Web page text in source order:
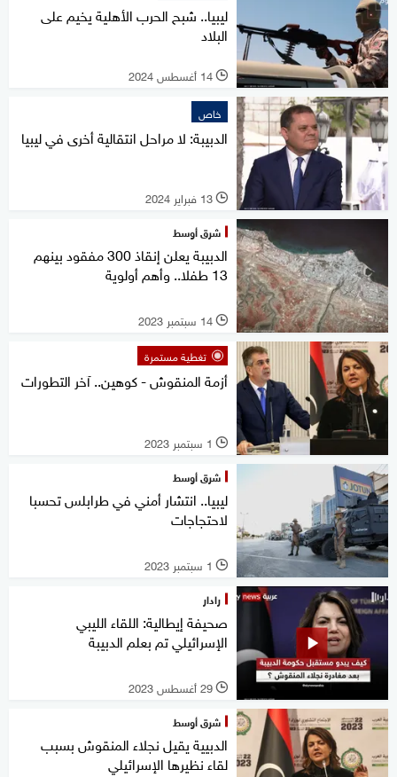
ليبيا.. شبح الحرب الأهلية يخيم على
البلاد
l 14 أغسطس 2024
خاص
الدبيبة: لا مراحل انتقالية أخرى في ليبيا
l 13 فبراير 2024
شرق أوسط
الدبيبة يعلن إنقاذ 300 مفقود بينهم
13 طفلا.. وأهم أولوية
l 14 سبتمبر 2023
تغطية مستمرة
أزمة المنقوش - كوهين.. آخر التطورات
l 1 سبتمبر 2023
شرق أوسط
ليبيا.. انتشار أمني في طرابلس تحسبا
لاحتجاجات
l 1 سبتمبر 2023
رادار
صحيفة إيطالية: اللقاء الليبي
الإسرائيلي تم بعلم الدبيبة
l 29 أغسطس 2023
شرق أوسط
الدبيية يقيل نجلاء المنقوش بسبب
لقاء نظيرها الإسرائيلي